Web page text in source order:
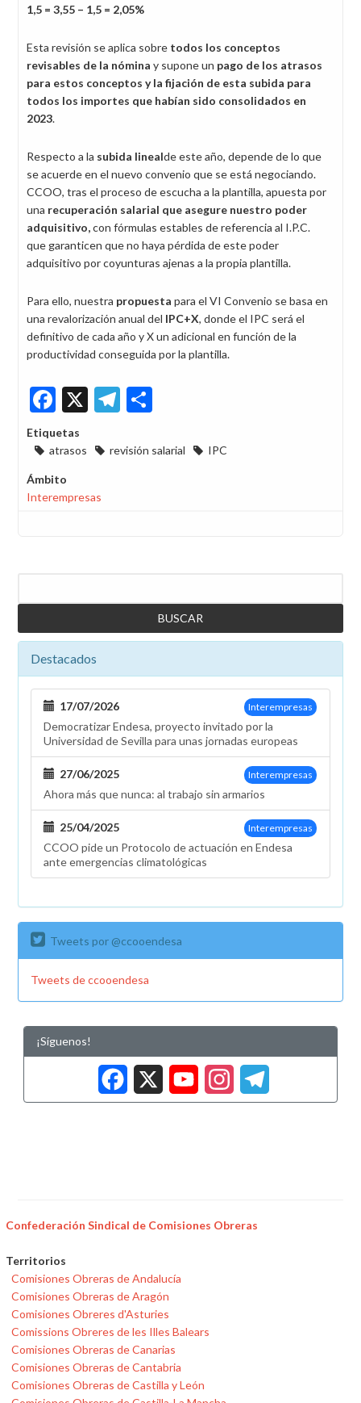
1,5 = 3,55 – 1,5 = 2,05%
Esta revisión se aplica sobre todos los conceptos
revisables de la nómina y supone un pago de los atrasos
para estos conceptos y la fijación de esta subida para
todos los importes que habían sido consolidados en
2023.
Respecto a la subida linealde este año, depende de lo que
se acuerde en el nuevo convenio que se está negociando.
CCOO, tras el proceso de escucha a la plantilla, apuesta por
una recuperación salarial que asegure nuestro poder
adquisitivo,con fórmulas estables de referencia al I.P.C.
que garanticen que no haya pérdida de este poder
adquisitivo por coyunturas ajenas a la propia plantilla.
Para ello, nuestra propuesta para el VI Convenio se basa en
una revalorización anual del IPC+X, donde el IPC será el
definitivo de cada año y X un adicional en función de la
productividad conseguida por la plantilla.
Facebook
X Telegram
Etiquetas
atrasos
revisión salarial IPC
Ámbito
Interempresas
Destacados
Interempresas
17/07/2026
Democratizar Endesa, proyecto invitado por la
Universidad de Sevilla para unas jornadas europeas
Interempresas
27/06/2025
Ahora más que nunca: al trabajo sin armarios
Interempresas
25/04/2025
CCOO pide un Protocolo de actuación en Endesa
ante emergencias climatológicas
Tweets por @ccooendesa
Tweets de ccooendesa
¡Síguenos!
Facebook
X
Confederación Sindical de Comisiones Obreras
Territorios
Comisiones Obreras de Andalucía
Comisiones Obreras de Aragón
Comisiones Obreres d'Asturies
Comissions Obreres de les Illes Balears
Comisiones Obreras de Canarias
Comisiones Obreras de Cantabria
Comisiones Obreras de Castilla y León